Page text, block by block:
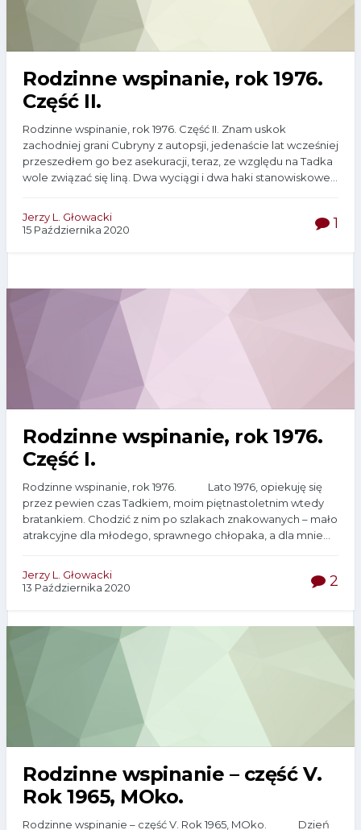
Rodzinne wspinanie, rok 1976.
Część II.
Rodzinne wspinanie, rok 1976. Część II. Znam uskok
zachodniej grani Cubryny z autopsji, jedenaście lat wcześniej
przeszedłem go bez asekuracji, teraz, ze względu na Tadka
wole związać się liną. Dwa wyciągi i dwa haki stanowiskowe...
Jerzy L. Głowacki
15 Października 2020
1
Rodzinne wspinanie, rok 1976.
Część I.
Rodzinne wspinanie, rok 1976. Lato 1976, opiekuję się
przez pewien czas Tadkiem, moim piętnastoletnim wtedy
bratankiem. Chodzić z nim po szlakach znakowanych – mało
atrakcyjne dla młodego, sprawnego chłopaka, a dla mnie...
Jerzy L. Głowacki
13 Października 2020
2
Rodzinne wspinanie – część V.
Rok 1965, MOko.
Rodzinne wspinanie – część V. Rok 1965, MOko. Dzień